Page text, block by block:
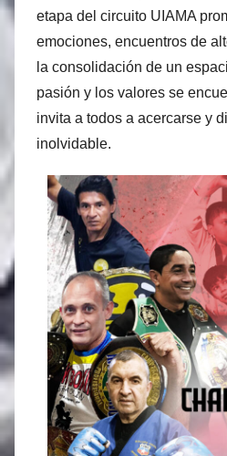
etapa del circuito UIAMA
emociones, encuentros de
la consolidación de un
pasión y los valores se
invita a todos a acercarse y
inolvidable.